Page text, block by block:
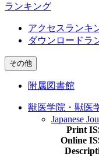
ランキング
アクセスランキ
ダウンロードラ
その他
附属図書館
獣医学院・獣医
Japanese
Print
Online